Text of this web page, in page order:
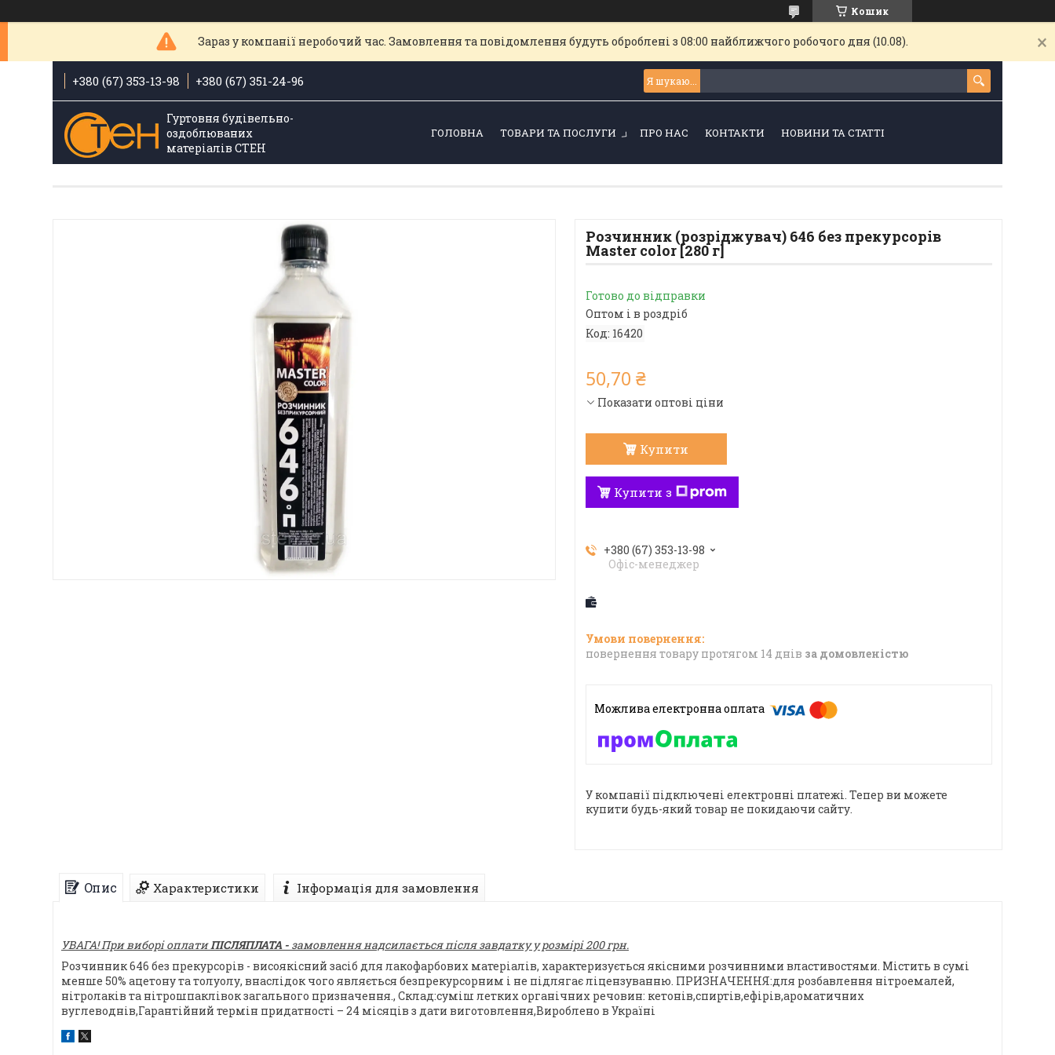
Кошик
Зараз у компанії неробочий час. Замовлення та повідомлення будуть оброблені з 08:00 найближчого робочого дня (10.08).
+380 (67) 353-13-98 +380 (67) 351-24-96
Гуртовня будівельно-
оздоблюваних
матеріалів СТЕН
ГОЛОВНА ТОВАРИ ТА ПОСЛУГИ ПРО НАС КОНТАКТИ НОВИНИ ТА СТАТТІ
Розчинник (розріджувач) 646 без прекурсорів
Master color [280 г]
Готово до відправки
Оптом і в роздріб
Код: 16420
50,70 ₴
Показати оптові ціни
Купити
Купити з
+380 (67) 353-13-98
Офіс-менеджер
повернення товару протягом 14 днів за домовленістю
У компанії підключені електронні платежі. Тепер ви можете
купити будь-який товар не покидаючи сайту.
Опис Характеристики Інформація для замовлення
УВАГА! При виборі оплатиПІСЛЯПЛАТА - замовлення надсилається після завдатку у розмірі 200 грн.
Розчинник 646 без прекурсорів - висоякісний засіб для лакофарбових матеріалів, характеризується якісними розчинними властивостями. Містить в сумі
менше 50% ацетону та толуолу, внаслідок чого являється безпрекурсорним і не підлягає ліцензуванню. ПРИЗНАЧЕННЯ:для розбавлення нітроемалей,
нітролаків та нітрошпаклівок загального призначення., Склад:суміш летких органічних речовин: кетонів,спиртів,ефірів,ароматичних
вуглеводнів,Гарантійний термін придатності – 24 місяців з дати виготовлення,Вироблено в Україні